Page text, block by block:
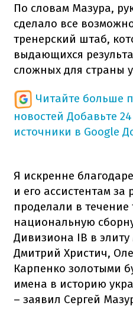
По словам Мазура,
сделало все
тренерский штаб,
выдающихся
сложных для страны
Читайте больше
новостей Добавьте
источники в Google
Я искренне
и его ассистентам за
проделали в течение
национальную
Дивизиона IB в элиту
Дмитрий Христич,
Карпенко золотыми
имена в историю
– заявил Сергей